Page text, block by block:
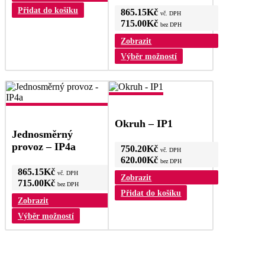
Přidat do košíku
865.15Kč vč. DPH
715.00Kč bez DPH
Zobrazit
Výběr možností
Jednosměrný
provoz – IP4a
865.15Kč vč. DPH
715.00Kč bez DPH
Zobrazit
Výběr možností
Okruh – IP1
750.20Kč vč. DPH
620.00Kč bez DPH
Zobrazit
Přidat do košíku